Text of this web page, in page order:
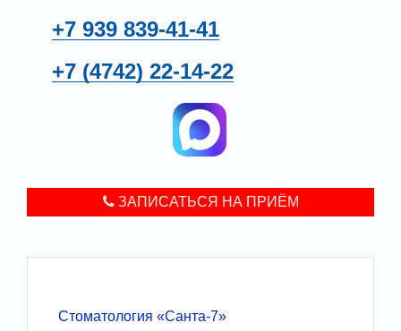
+7 939 839-41-41
+7 (4742) 22-14-22
ЗАПИСАТЬСЯ НА ПРИЁМ
Стоматология «Санта-7»